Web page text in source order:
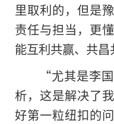
里取利的，但是
责任与担当，更
能互利共赢、共昌
“尤其是李
析，这是解决了
好第一粒纽扣的